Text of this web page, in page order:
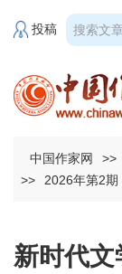
投稿
中国作家网 >>
>>
2026年第2期
新时代